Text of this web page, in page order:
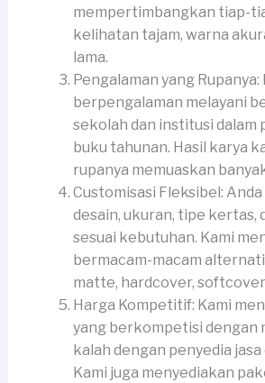
mempertimbangkan tiap-
kelihatan tajam, warna
lama.
Pengalaman yang
berpengalaman melayani
sekolah dan institusi dalam
buku tahunan. Hasil karya
rupanya memuaskan
Customisasi Fleksibel:
desain, ukuran, tipe kertas,
sesuai kebutuhan. Kami
bermacam-macam
matte, hardcover,
Harga Kompetitif: Kami
yang berkompetisi dengan
kalah dengan penyedia
Kami juga menyediakan